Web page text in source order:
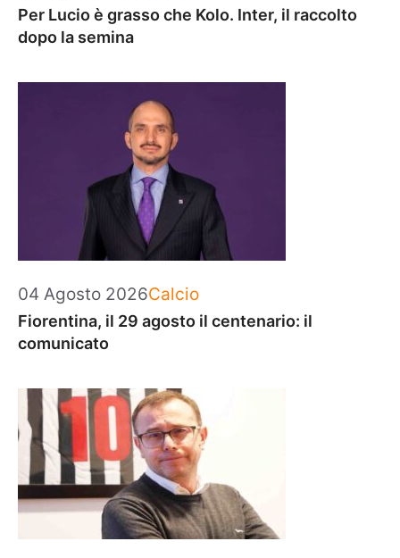
Per Lucio è grasso che Kolo. Inter, il raccolto
dopo la semina
04 Agosto 2026Categorie
Calcio
Fiorentina, il 29 agosto il centenario: il
comunicato